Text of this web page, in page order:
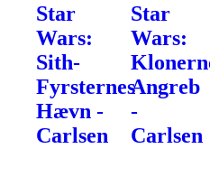
Star
Wars:
Sith-
Fyrsternes
Hævn -
Carlsen
Star
Wars:
Angreb
-
Carlsen